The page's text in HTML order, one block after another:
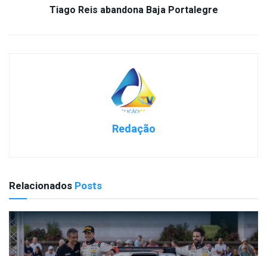
Tiago Reis abandona Baja Portalegre
Redação
Relacionados Posts